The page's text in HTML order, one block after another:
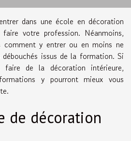
dans une école en décoration
votre profession. Néanmoins,
comment y entrer ou en moins ne
débouchés issus de la formation. Si
faire de la décoration intérieure,
y pourront mieux vous
de décoration